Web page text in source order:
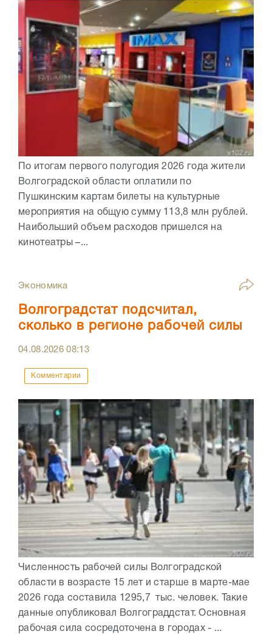
По итогам первого полугодия 2026 года жители
Волгоградской области оплатили по
Пушкинским картам билеты на культурные
мероприятия на общую сумму 113,8 млн рублей.
Наибольший объем расходов пришелся на
кинотеатры –...
Экономика
Волгоградстат подсчитал,
сколько в регионе рабочей силы
04.08.202608:13
Комментарии
Численность рабочей силы Волгоградской
области в возрасте 15 лет и старше в марте-мае
2026 года составила 1295,7 тыс. человек. Такие
данные опубликовал Волгограддстат. Основная
рабочая сила сосредоточена в городах - ...